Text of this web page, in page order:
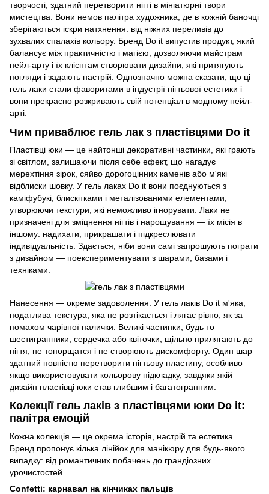
творчості, здатний перетворити нігті в мініатюрні твори
мистецтва. Вони немов палітра художника, де в кожній баночці
зберігаються іскри натхнення: від ніжних переливів до
зухвалих спалахів кольору. Бренд Do it випустив продукт, який
балансує між практичністю і магією, дозволяючи майстрам
нейл-арту і їх клієнтам створювати дизайни, які притягують
погляди і задають настрій. Однозначно можна сказати, що ці
гель лаки стали фаворитами в індустрії нігтьової естетики і
вони прекрасно розкривають свій потенціал в модному нейл-
арті.
Чим приваблює гель лак з пластівцями Do it
Пластівці юки — це найтонші декоративні частинки, які грають
зі світлом, залишаючи після себе ефект, що нагадує
мерехтіння зірок, сяйво дорогоцінних каменів або м'які
відблиски шовку. У гель лаках Do it вони поєднуються з
каміфубукі, блискітками і металізованими елементами,
утворюючи текстури, які неможливо ігнорувати. Лаки не
призначені для зміцнення нігтів і нарощування — їх місія в
іншому: надихати, прикрашати і підкреслювати
індивідуальність. Здається, ніби вони самі запрошують пограти
з дизайном — поекспериментувати з шарами, базами і
техніками.
Нанесення — окреме задоволення. У гель лаків Do it м'яка,
податлива текстура, яка не розтікається і лягає рівно, як за
помахом чарівної палички. Великі частинки, будь то
шестигранники, сердечка або квіточки, щільно прилягають до
нігтя, не топорщатся і не створюють дискомфорту. Один шар
здатний повністю перетворити нігтьову пластину, особливо
якщо використовувати кольорову підкладку, завдяки якій
дизайн пластівці юки став глибшим і багатогранним.
Колекції гель лаків з пластівцями юки Do it:
палітра емоцій
Кожна колекція — це окрема історія, настрій та естетика.
Бренд пропонує кілька лінійок для манікюру для будь-якого
випадку: від романтичних побачень до грандіозних
урочистостей.
Confetti: карнавал на кінчиках пальців